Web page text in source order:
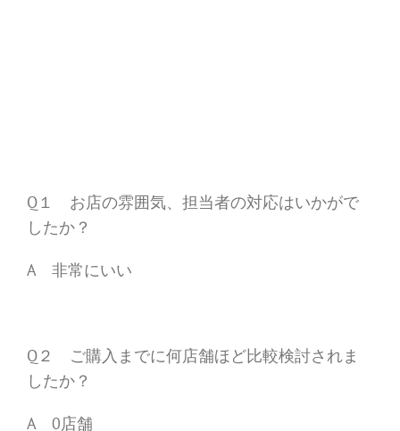
Q１ お店の雰囲気、担当者の対応はいかがで
したか？
A 非常にいい
Q２ ご購入までに何店舗ほど比較検討されま
したか？
A 0店舗